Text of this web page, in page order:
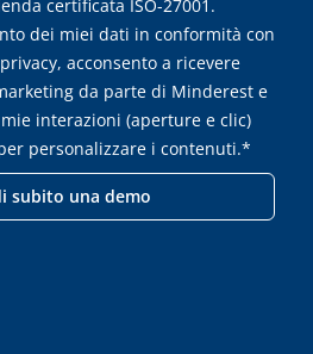
certificata ISO-27001.
dei miei dati in conformità con
acconsento a ricevere
da parte di Minderest e
interazioni (aperture e clic)
personalizzare i contenuti.*